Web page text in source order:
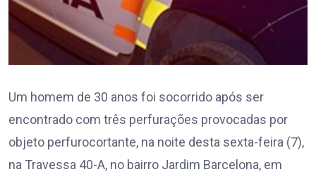
Um homem de 30 anos foi socorrido após ser
encontrado com três perfurações provocadas por
objeto perfurocortante, na noite desta sexta-feira (7),
na Travessa 40-A, no bairro Jardim Barcelona, em